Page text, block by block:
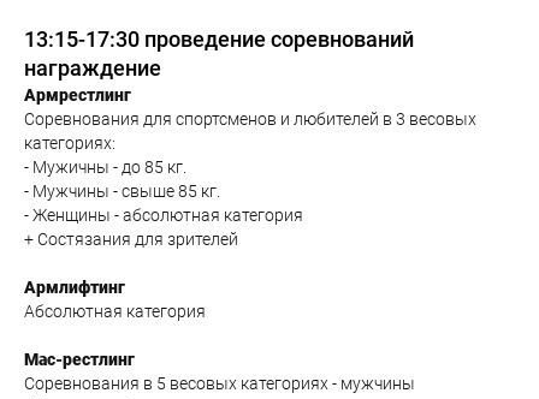
13:15-17:30 проведение соревнований
награждение
Армрестлинг
Соревнования для спортсменов и любителей в 3 весовых
категориях:
- Мужичны - до 85 кг.
- Мужчины - свыше 85 кг.
- Женщины - абсолютная категория
+ Состязания для зрителей
Армлифтинг
Абсолютная категория
Мас-рестлинг
Соревнования в 5 весовых категориях - мужчины